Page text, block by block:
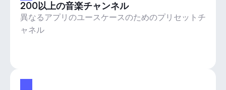
200以上の音楽チャンネル
異なるアプリのユースケースのためのプリセットチ
ャネル